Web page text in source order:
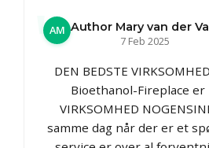
AM Author Mary van der
7 Feb 2025
DEN BEDSTE
Bioethanol-Fireplace er
VIRKSOMHED
samme dag når der er et